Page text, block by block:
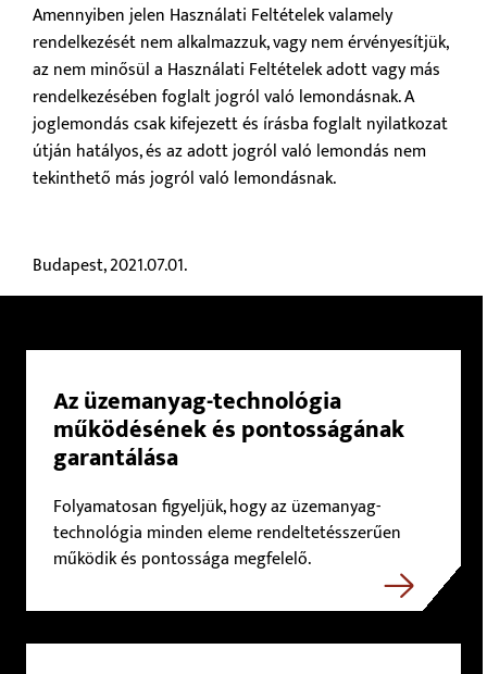
Az üzemanyag-technológia
működésének és pontosságának
garantálása
Folyamatosan figyeljük, hogy az üzemanyag-
technológia minden eleme rendeltetésszerűen
működik és pontossága megfelelő.
Amennyiben jelen Használati Feltételek valamely
rendelkezését nem alkalmazzuk, vagy nem érvényesítjük,
az nem minősül a Használati Feltételek adott vagy más
rendelkezésében foglalt jogról való lemondásnak. A
joglemondás csak kifejezett és írásba foglalt nyilatkozat
útján hatályos, és az adott jogról való lemondás nem
tekinthető más jogról való lemondásnak.
Budapest, 2021.07.01.